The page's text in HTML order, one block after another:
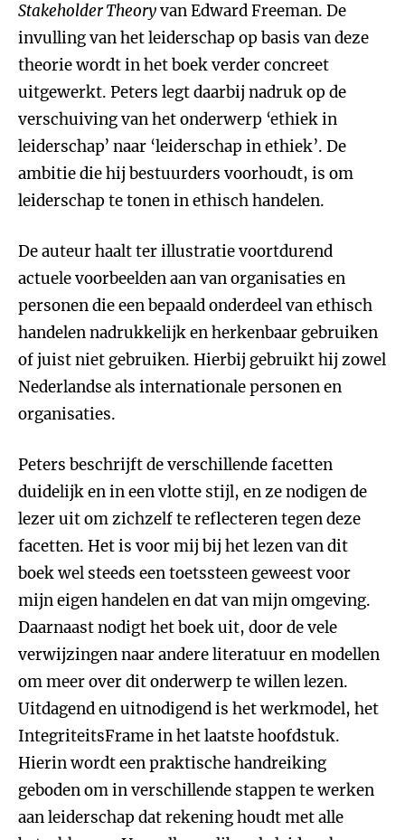
Stakeholder Theoryvan Edward Freeman. De
invulling van het leiderschap op basis van deze
theorie wordt in het boek verder concreet
uitgewerkt. Peters legt daarbij nadruk op de
verschuiving van het onderwerp ‘ethiek in
leiderschap’ naar ‘leiderschap in ethiek’. De
ambitie die hij bestuurders voorhoudt, is om
leiderschap te tonen in ethisch handelen.
De auteur haalt ter illustratie voortdurend
actuele voorbeelden aan van organisaties en
personen die een bepaald onderdeel van ethisch
handelen nadrukkelijk en herkenbaar gebruiken
of juist niet gebruiken. Hierbij gebruikt hij zowel
Nederlandse als internationale personen en
organisaties.
Peters beschrijft de verschillende facetten
duidelijk en in een vlotte stijl, en ze nodigen de
lezer uit om zichzelf te reflecteren tegen deze
facetten. Het is voor mij bij het lezen van dit
boek wel steeds een toetssteen geweest voor
mijn eigen handelen en dat van mijn omgeving.
Daarnaast nodigt het boek uit, door de vele
verwijzingen naar andere literatuur en modellen
om meer over dit onderwerp te willen lezen.
Uitdagend en uitnodigend is het werkmodel, het
IntegriteitsFrame in het laatste hoofdstuk.
Hierin wordt een praktische handreiking
geboden om in verschillende stappen te werken
aan leiderschap dat rekening houdt met alle